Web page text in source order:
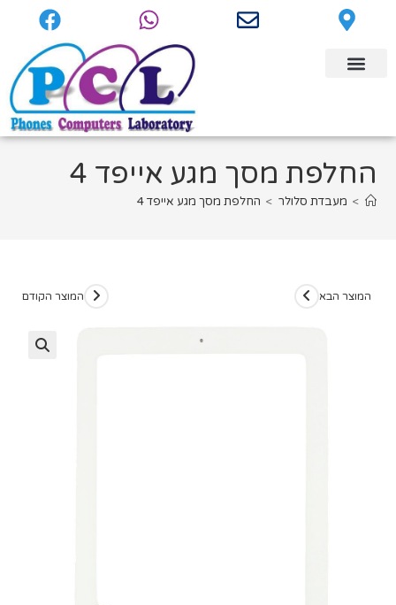
החלפת מסך מגע אייפד 4
> מעבדת סלולר > החלפת מסך מגע אייפד 4
המוצר הקודם המוצר הבא